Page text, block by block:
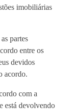
imobiliárias
partes
entre os
devidos
acordo.
com a
está devolvendo